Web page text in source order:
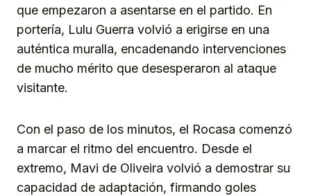
que empezaron a asentarse en el partido. En
portería, Lulu Guerra volvió a erigirse en una
auténtica muralla, encadenando intervenciones
de mucho mérito que desesperaron al ataque
visitante.
Con el paso de los minutos, el Rocasa comenzó
a marcar el ritmo del encuentro. Desde el
extremo, Mavi de Oliveira volvió a demostrar su
capacidad de adaptación, firmando goles